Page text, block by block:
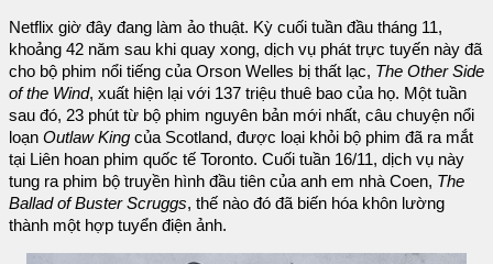
Netflix giờ đây đang làm ảo thuật. Kỳ cuối tuần đầu tháng 11,
khoảng 42 năm sau khi quay xong, dịch vụ phát trực tuyến này đã
cho bộ phim nổi tiếng của Orson Welles bị thất lạc, The Other Side
of the Wind, xuất hiện lại với 137 triệu thuê bao của họ. Một tuần
sau đó, 23 phút từ bộ phim nguyên bản mới nhất, câu chuyện nổi
loạn Outlaw King của Scotland, được loại khỏi bộ phim đã ra mắt
tại Liên hoan phim quốc tế Toronto. Cuối tuần 16/11, dịch vụ này
tung ra phim bộ truyền hình đầu tiên của anh em nhà Coen, The
Ballad of Buster Scruggs, thế nào đó đã biến hóa khôn lường
thành một hợp tuyển điện ảnh.